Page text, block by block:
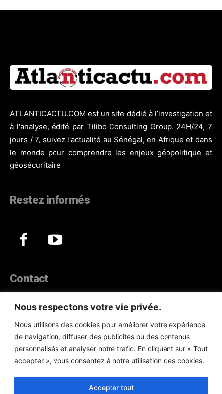
Nous respectons votre vie privée.
Nous utilisons des cookies pour améliorer votre expérience
de navigation, diffuser des publicités ou des contenus
personnalisés et analyser notre trafic. En cliquant sur « Tout
accepter », vous consentez à notre utilisation des cookies.
Accepter tout
ATLANTICACTU.COM est un site dédié à l’investigation et
à l'analyse, édité par Tilibo Consulting Group. 24H/24, 7
jours / 7, suivez l'actualité au Sénégal, en Afrique et dans
le monde pour comprendre les enjeux géopolitique et
géosécuritaire
Restez informés
Contact
Téléphone :(+221) 70 330 86 87‬
WhatsApp : (+33) 6 52 17 85 46
E-mail : redaction@atlanticactu.com
E-mail : commercial@atlanticactu.com
Nous écrire Qui sommes-nous ?